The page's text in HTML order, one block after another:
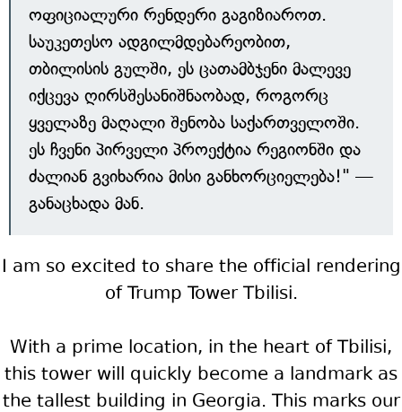
ოფიციალური რენდერი გაგიზიაროთ.
საუკეთესო ადგილმდებარეობით,
თბილისის გულში, ეს ცათამბჯენი მალევე
იქცევა ღირსშესანიშნაობად, როგორც
ყველაზე მაღალი შენობა საქართველოში.
ეს ჩვენი პირველი პროექტია რეგიონში და
ძალიან გვიხარია მისი განხორციელება!" —
განაცხადა მან.
I am so excited to share the official rendering
of Trump Tower Tbilisi.
With a prime location, in the heart of Tbilisi,
this tower will quickly become a landmark as
the tallest building in Georgia. This marks our